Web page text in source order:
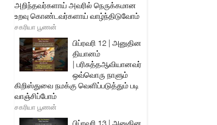
அறிந்தவர்களாய் அவரில் நெருக்கமான
உறவு கொண்டவர்களாய் வாழ்ந்திடுவோம்
சகரியா பூணன்
பிப்ரவரி 12 | அனுதின
தியானம்
| பரிசுத்தஆவியானவர்
ஒவ்வொரு நாளும்
கிறிஸ்துவை நமக்கு வெளிப்படுத்தும் படி
வாஞ்சிப்போம்
சகரியா பூணன்
பிப்ரவரி 13 | அனுதின